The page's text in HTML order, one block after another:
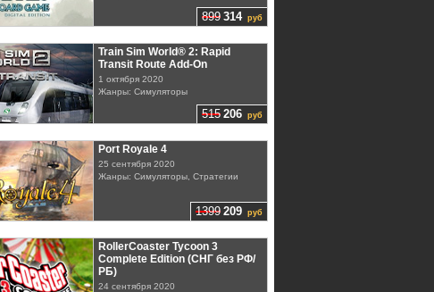
899 314руб
515 206 руб
Train Sim World® 2: Rapid
Transit Route Add-On
1 октября 2020
Жанры: Симуляторы
1399 209 руб
Port Royale 4
25 сентября 2020
Жанры: Симуляторы, Стратегии
RollerCoaster Tycoon 3
Complete Edition (СНГ без РФ/
РБ)
24 сентября 2020